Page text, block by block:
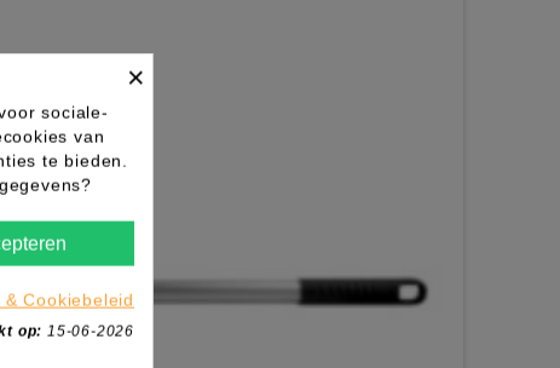
×
sociale-
van
te bieden.
& Cookiebeleid
op: 15-06-2026